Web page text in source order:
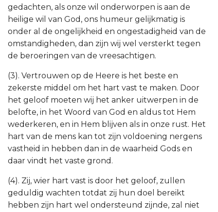
gedachten, als onze wil onderworpen is aan de
heilige wil van God, ons humeur gelijkmatig is
onder al de ongelijkheid en ongestadigheid van de
omstandigheden, dan zijn wij wel versterkt tegen
de beroeringen van de vreesachtigen.
(3). Vertrouwen op de Heere is het beste en
zekerste middel om het hart vast te maken. Door
het geloof moeten wij het anker uitwerpen in de
belofte, in het Woord van God en aldus tot Hem
wederkeren, en in Hem blijven als in onze rust. Het
hart van de mens kan tot zijn voldoening nergens
vastheid in hebben dan in de waarheid Gods en
daar vindt het vaste grond.
(4). Zij, wier hart vast is door het geloof, zullen
geduldig wachten totdat zij hun doel bereikt
hebben zijn hart wel ondersteund zijnde, zal niet